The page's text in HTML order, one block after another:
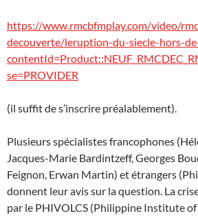
https://www.rmcbfmplay.com/video/
decouverte/leruption-du-siecle-hors-
se=PROVIDER
(il suffit de s’inscrire préalablement).
Plusieurs spécialistes francophones
Jacques-Marie Bardintzeff, Georges
Feignon, Erwan Martin) et étrangers
donnent leur avis sur la question. La
par le PHIVOLCS (Philippine Institute